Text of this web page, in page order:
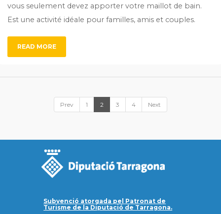
vous seulement devez apporter votre maillot de bain.
Est une activité idéale pour familles, amis et couples.
READ MORE
Prev 1 2 3 4 Next
Subvenció atorgada pel Patronat de
Turisme de la Diputació de Tarragona.